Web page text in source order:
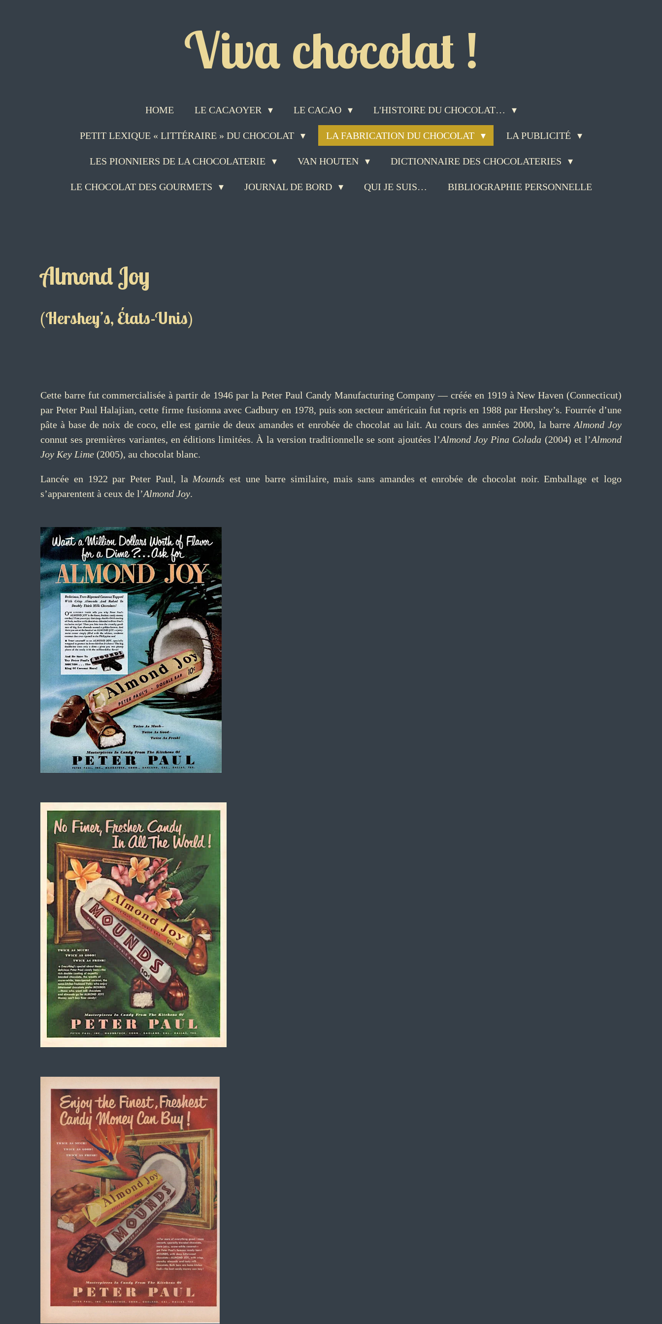
Viva chocolat !
HOME LE CACAOYER LE CACAO L'HISTOIRE DU CHOCOLAT…
PETIT LEXIQUE « LITTÉRAIRE » DU CHOCOLAT LA FABRICATION DU CHOCOLAT LA PUBLICITÉ
LES PIONNIERS DE LA CHOCOLATERIE VAN HOUTEN DICTIONNAIRE DES CHOCOLATERIES
LE CHOCOLAT DES GOURMETS JOURNAL DE BORD QUI JE SUIS… BIBLIOGRAPHIE PERSONNELLE
Almond Joy
(Hershey’s, États-Unis)
Cette barre fut commercialisée à partir de 1946 par la Peter Paul Candy Manufacturing Company — créée en 1919 à New Haven (Connecticut)
par Peter Paul Halajian, cette firme fusionna avec Cadbury en 1978, puis son secteur américain fut repris en 1988 par Hershey’s. Fourrée d’une
pâte à base de noix de coco, elle est garnie de deux amandes et enrobée de chocolat au lait. Au cours des années 2000, la barre Almond Joy
connut ses premières variantes, en éditions limitées. À la version traditionnelle se sont ajoutées l’Almond Joy Pina Colada (2004) et l’Almond
Joy Key Lime (2005), au chocolat blanc.
Lancée en 1922 par Peter Paul, la Moundsest une barre similaire, mais sans amandes et enrobée de chocolat noir. Emballage et logo
s’apparentent à ceux de l’Almond Joy.